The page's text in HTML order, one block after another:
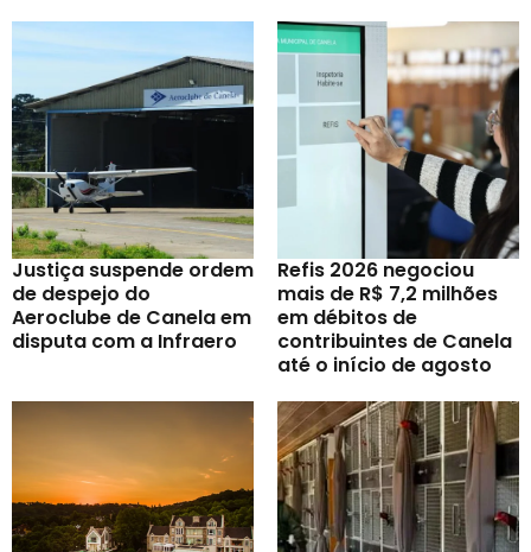
Justiça suspende ordem
de despejo do
Aeroclube de Canela em
disputa com a Infraero
Refis 2026 negociou
mais de R$ 7,2 milhões
em débitos de
contribuintes de Canela
até o início de agosto